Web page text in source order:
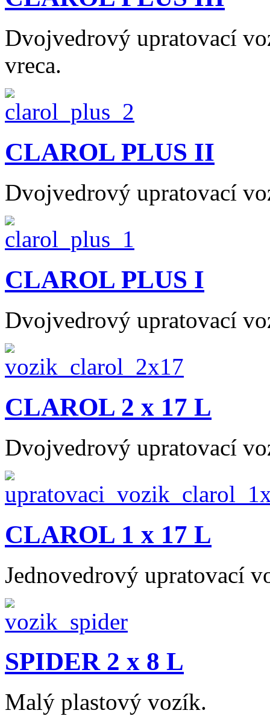
Dvojvedrový upratovací
vreca.
CLAROL PLUS II
Dvojvedrový upratovací
CLAROL PLUS I
Dvojvedrový upratovací
CLAROL 2 x 17 L
Dvojvedrový upratovací
CLAROL 1 x 17 L
Jednovedrový upratovací
SPIDER 2 x 8 L
Malý plastový vozík.